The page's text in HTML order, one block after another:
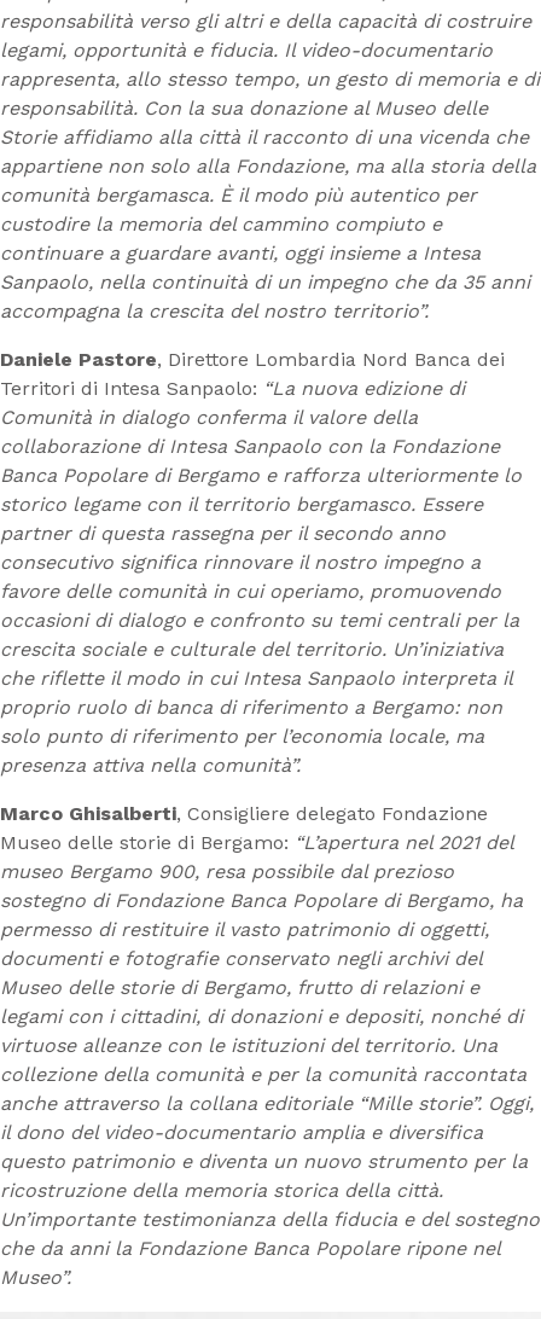
responsabilità verso gli altri e della capacità di costruire
legami, opportunità e fiducia. Il video-documentario
rappresenta, allo stesso tempo, un gesto di memoria e di
responsabilità. Con la sua donazione al Museo delle
Storie affidiamo alla città il racconto di una vicenda che
appartiene non solo alla Fondazione, ma alla storia della
comunità bergamasca. È il modo più autentico per
custodire la memoria del cammino compiuto e
continuare a guardare avanti, oggi insieme a Intesa
Sanpaolo, nella continuità di un impegno che da 35 anni
accompagna la crescita del nostro territorio”.
Daniele Pastore, Direttore Lombardia Nord Banca dei
Territori di Intesa Sanpaolo: “La nuova edizione di
Comunità in dialogo conferma il valore della
collaborazione di Intesa Sanpaolo con la Fondazione
Banca Popolare di Bergamo e rafforza ulteriormente lo
storico legame con il territorio bergamasco. Essere
partner di questa rassegna per il secondo anno
consecutivo significa rinnovare il nostro impegno a
favore delle comunità in cui operiamo, promuovendo
occasioni di dialogo e confronto su temi centrali per la
crescita sociale e culturale del territorio. Un’iniziativa
che riflette il modo in cui Intesa Sanpaolo interpreta il
proprio ruolo di banca di riferimento a Bergamo: non
solo punto di riferimento per l’economia locale, ma
presenza attiva nella comunità”.
Marco Ghisalberti, Consigliere delegato Fondazione
Museo delle storie di Bergamo: “L’apertura nel 2021 del
museo Bergamo 900, resa possibile dal prezioso
sostegno di Fondazione Banca Popolare di Bergamo, ha
permesso di restituire il vasto patrimonio di oggetti,
documenti e fotografie conservato negli archivi del
Museo delle storie di Bergamo, frutto di relazioni e
legami con i cittadini, di donazioni e depositi, nonché di
virtuose alleanze con le istituzioni del territorio. Una
collezione della comunità e per la comunità raccontata
anche attraverso la collana editoriale “Mille storie”. Oggi,
il dono del video-documentario amplia e diversifica
questo patrimonio e diventa un nuovo strumento per la
ricostruzione della memoria storica della città.
Un’importante testimonianza della fiducia e del sostegno
che da anni la Fondazione Banca Popolare ripone nel
Museo”.